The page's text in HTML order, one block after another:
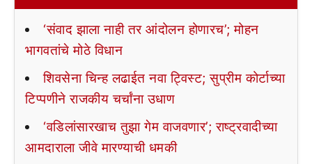
‘संवाद झाला नाही तर आंदोलन होणारच’; मोहन
भागवतांचे मोठे विधान
शिवसेना चिन्ह लढाईत नवा ट्विस्ट; सुप्रीम कोर्टाच्या
टिप्पणीने राजकीय चर्चांना उधाण
‘वडिलांसारखाच तुझा गेम वाजवणार’; राष्ट्रवादीच्या
आमदाराला जीवे मारण्याची धमकी